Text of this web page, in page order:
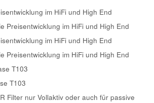
im HiFi und High End
Preisentwicklung im HiFi und High End
im HiFi und High End
Preisentwicklung im HiFi und High End
T103
T103
Filter nur Vollaktiv oder auch für passive